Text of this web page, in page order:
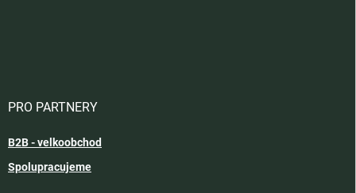
PRO PARTNERY
B2B - velkoobchod
Spolupracujeme